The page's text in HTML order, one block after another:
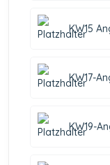
KW15
KW17-
KW19-